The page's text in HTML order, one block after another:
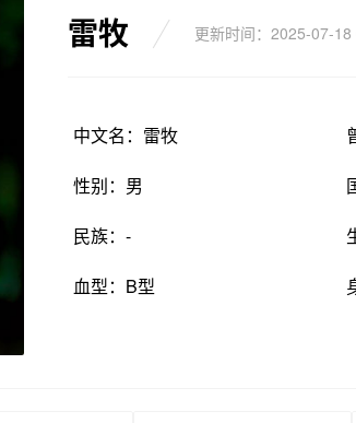
雷牧 更新时间：2025-07-
中文名：雷牧
性别：男
民族：-
血型：B型